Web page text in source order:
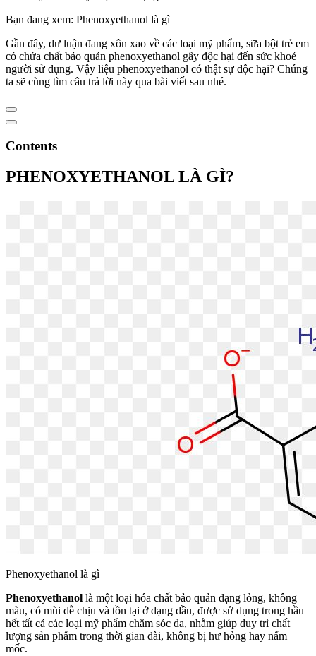
Bạn đang xem: Phenoxyethanol là gì
Gần đây, dư luận đang xôn xao về các loại mỹ phẩm, sữa bột trẻ em
có chứa chất bảo quản phenoxyethanol gây độc hại đến sức khoẻ
người sử dụng. Vậy liệu phenoxyethanol có thật sự độc hại? Chúng
ta sẽ cùng tìm câu trả lời này qua bài viết sau nhé.
Contents
PHENOXYETHANOL LÀ GÌ?
Phenoxyethanol là gì
Phenoxyethanol là một loại hóa chất bảo quản dạng lỏng, không
màu, có mùi dễ chịu và tồn tại ở dạng dầu, được sử dụng trong hầu
hết tất cả các loại mỹ phẩm chăm sóc da, nhằm giúp duy trì chất
lượng sản phẩm trong thời gian dài, không bị hư hỏng hay nấm
mốc.